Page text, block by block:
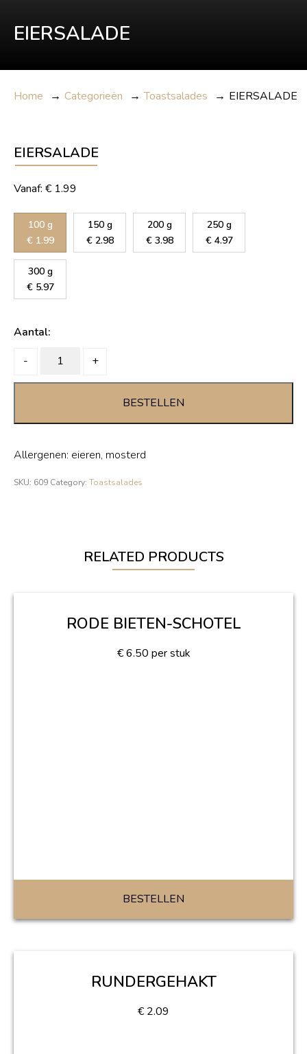
EIERSALADE
Home → Categorieën → Toastsalades → EIERSALADE
EIERSALADE
Vanaf: € 1.99
100 g
€ 1.99
150 g
€ 2.98
200 g
€ 3.98
250 g
€ 4.97
300 g
€ 5.97
Aantal:
-
EIERSALADE
+
BESTELLEN
Allergenen: eieren, mosterd
SKU: 609 Category: Toastsalades
RELATED PRODUCTS
RODE BIETEN-SCHOTEL
€ 6.50 per stuk
BESTELLEN
RUNDERGEHAKT
€ 2.09